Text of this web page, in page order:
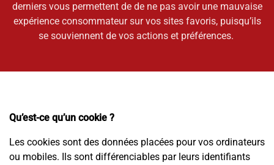
derniers vous permettent de de ne pas avoir une mauvaise
expérience consommateur sur vos sites favoris, puisqu’ils
se souviennent de vos actions et préférences.
Qu’est-ce qu’un cookie ?
Les cookies sont des données placées pour vos ordinateurs
ou mobiles. Ils sont différenciables par leurs identifiants